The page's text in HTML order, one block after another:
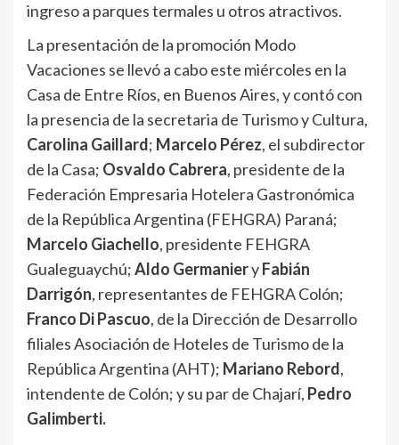
ingreso a parques termales u otros atractivos.
La presentación de la promoción Modo
Vacaciones se llevó a cabo este miércoles en la
Casa de Entre Ríos, en Buenos Aires, y contó con
la presencia de la secretaria de Turismo y Cultura,
Carolina Gaillard; Marcelo Pérez, el subdirector
de la Casa; Osvaldo Cabrera, presidente de la
Federación Empresaria Hotelera Gastronómica
de la República Argentina (FEHGRA) Paraná;
Marcelo Giachello, presidente FEHGRA
Gualeguaychú;Aldo GermanieryFabián
Darrigón, representantes de FEHGRA Colón;
Franco Di Pascuo, de la Dirección de Desarrollo
filiales Asociación de Hoteles de Turismo de la
República Argentina (AHT); Mariano Rebord,
intendente de Colón; y su par de Chajarí, Pedro
Galimberti.